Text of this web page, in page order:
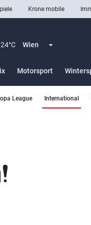
Krone mobile
24°C Wien Menü
Motorsport
League International